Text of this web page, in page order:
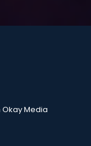
Okay Media